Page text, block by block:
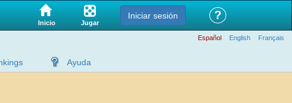
Inicio Jugar
Iniciar sesión ?
Español English Français
Ayuda